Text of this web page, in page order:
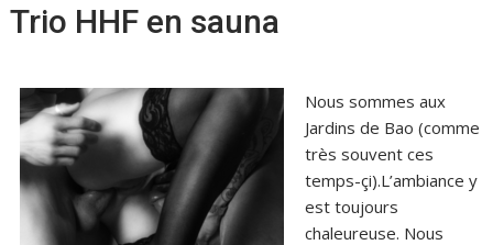
Trio HHF en sauna
Nous sommes aux
Jardins de Bao (comme
très souvent ces
temps-çi).L’ambiance y
est toujours
chaleureuse. Nous